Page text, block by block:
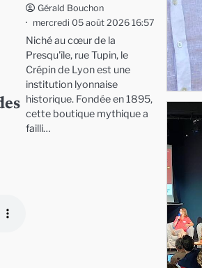
Gérald Bouchon
mercredi 05 août 2026 16:57
Niché au cœur de la
Presqu'île, rue Tupin, le
Crépin de Lyon est une
institution lyonnaise
historique. Fondée en 1895,
cette boutique mythique a
failli…